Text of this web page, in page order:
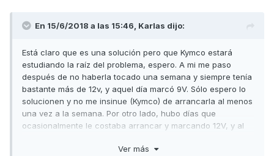
En 15/6/2018 a las 15:46, Karlas dijo:
Está claro que es una solución pero que Kymco estará
estudiando la raíz del problema, espero. A mi me paso
después de no haberla tocado una semana y siempre tenía
bastante más de 12v, y aquel día marcó 9V. Sólo espero lo
solucionen y no me insinue (Kymco) de arrancarla al menos
una vez a la semana. Por otro lado, hubo días que
ocasionalmente le costaba arrancar y marcando 12V, y al
pasaba con uso diario, igual son dos problemas distintos
Ver más